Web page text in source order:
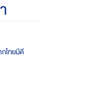
ไทยมีดี